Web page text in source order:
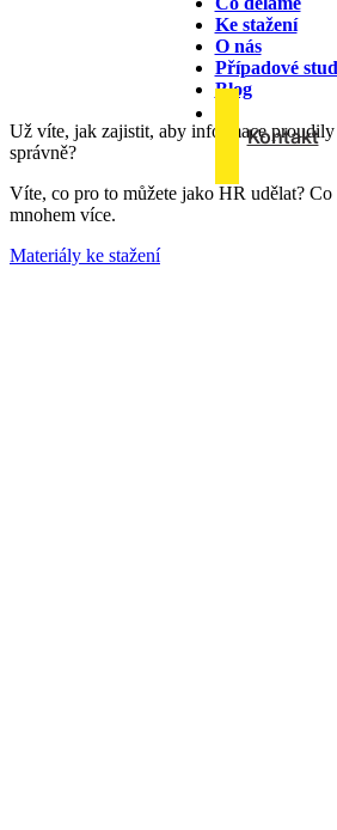
Ke stažení
O nás
Případové
Blog
Kontakt
SUHR konference 19.9.2024
Byli jste účastníky workshopu?
Už víte, jak zajistit, aby informace
správně?
Víte, co pro to můžete jako HR udělat?
mnohem více.
Materiály ke stažení